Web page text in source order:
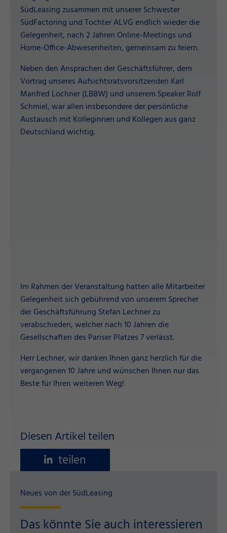
SüdLeasing zusammen mit unserer Schwester
SüdFactoring und Tochter ALVG endlich wieder die
Gelegenheit, nach 2 Jahren Online-Meetings und
Home-Office-Abwesenheiten, gemeinsam zu feiern.
Neben den Ansprachen der Geschäftsführer, dem
Vortrag unseres Aufsichtsratsvorsitzenden Karl
Manfred Lochner (LBBW) und unserem Speaker Rolf
Schmiel, war allen insbesondere der persönliche
Austausch mit Kolleginnen und Kollegen aus ganz
Deutschland wichtig.
Im Rahmen der Veranstaltung hatten alle Mitarbeiter
Gelegenheit sich gebührend von unserem Sprecher
der Geschäftsführung Stefan Lechner zu
verabschieden, welcher nach 10 Jahren die
Gesellschaften des Pariser Platzes 7 verlässt.
Herr Lechner, wir danken Ihnen ganz herzlich für die
vergangenen 10 Jahre und wünschen Ihnen nur das
Beste für Ihren weiteren Weg!
Diesen Artikel teilen
teilen
Neues von der SüdLeasing
Das könnte Sie auch interessieren